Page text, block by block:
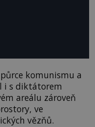
komunismu a
i s diktátorem
areálu zároveň
ve
vězňů.